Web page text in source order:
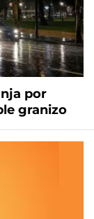
por
granizo